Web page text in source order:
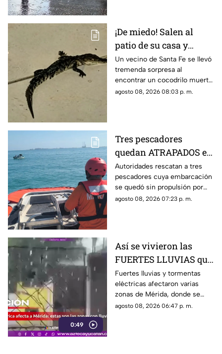
¡De miedo! Salen al
patio de su casa y
encuentran un
cocodrilo SIN VIDA;
pasó en Santa Fe
Un vecino de Santa Fe se llevó
tremenda sorpresa al
encontrar un cocodrilo muerto
en el patio de su casa sin que
agosto 08, 2026 08:03 p. m.
Tres pescadores
quedan ATRAPADOS en
altamar tras falla
mecánica; esto pasó al
final
Autoridades rescatan a tres
pescadores cuya embarcación
se quedó sin propulsión por
una falla mecánica cerca de la
agosto 08, 2026 07:23 p. m.
0:49
Así se vivieron las
FUERTES LLUVIAS que
azotaron Mérida este
sábado 8 de agosto
Fuertes lluvias y tormentas
eléctricas afectaron varias
zonas de Mérida, donde se
reportan rayos, viento y
agosto 08, 2026 06:47 p. m.